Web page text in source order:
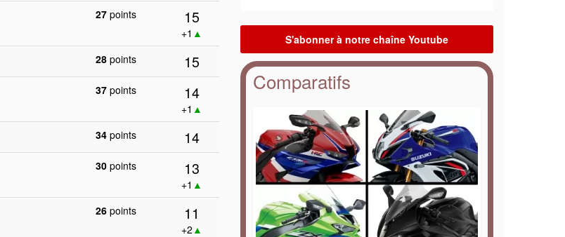
27 points 15
+1 ▲
28 points 15
37 points 14
+1 ▲
34 points 14
30 points 13
+1 ▲
26 points 11
+2 ▲
Comparatifs